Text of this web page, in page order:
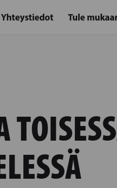
Yhteystiedot Tule